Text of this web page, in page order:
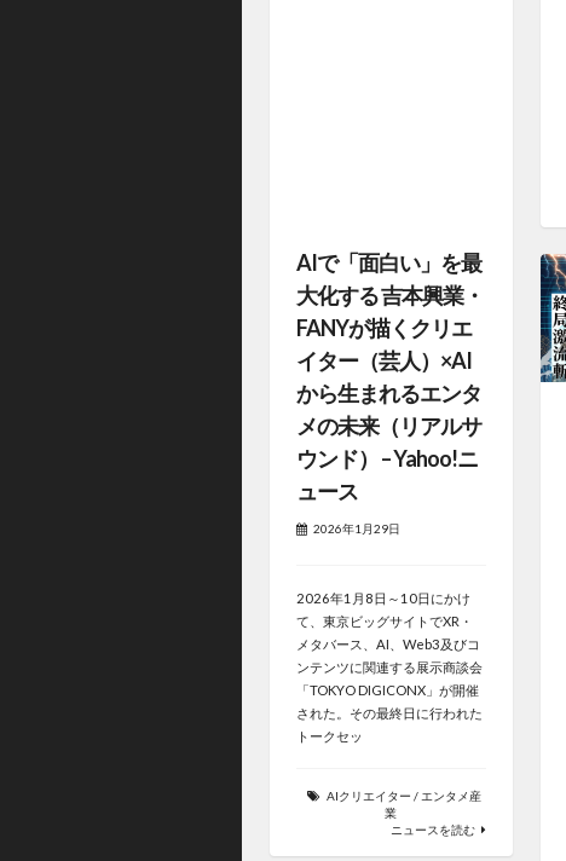
AIで「面白い」を最
大化する 吉本興業・
FANYが描くクリエ
イター（芸人）×AI
から生まれるエンタ
メの未来（リアルサ
ウンド） – Yahoo!ニ
ュース
2026年1月29日
2026年1月8日～10日にかけ
て、東京ビッグサイトでXR・
メタバース、AI、Web3及びコ
ンテンツに関連する展示商談会
「TOKYO DIGICONX」が開催
された。その最終日に行われた
トークセッ
AIクリエイター / エンタメ産
業
ニュースを読む